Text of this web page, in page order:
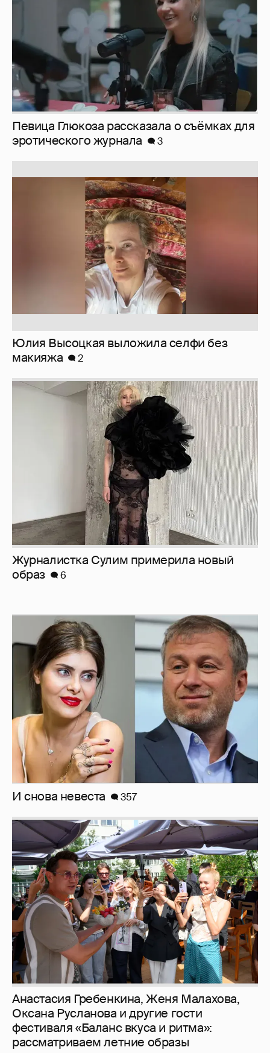
Певица Глюкоза рассказала о съёмках для
эротического журнала
3
Юлия Высоцкая выложила селфи без
макияжа
2
Журналистка Сулим примерила новый
образ
6
И снова невеста 357
Анастасия Гребенкина, Женя Малахова,
Оксана Русланова и другие гости
фестиваля «Баланс вкуса и ритма»:
рассматриваем летние образы